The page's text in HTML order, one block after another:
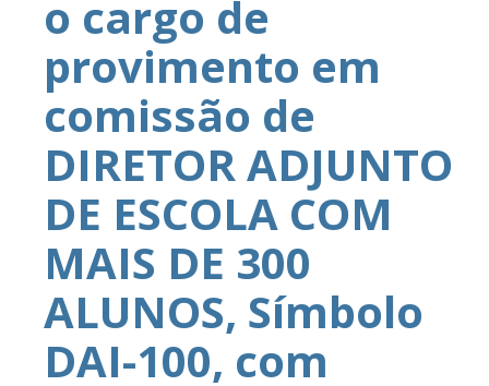
o cargo de
provimento em
comissão de
DIRETOR ADJUNTO
DE ESCOLA COM
MAIS DE 300
ALUNOS, Símbolo
DAI-100, com